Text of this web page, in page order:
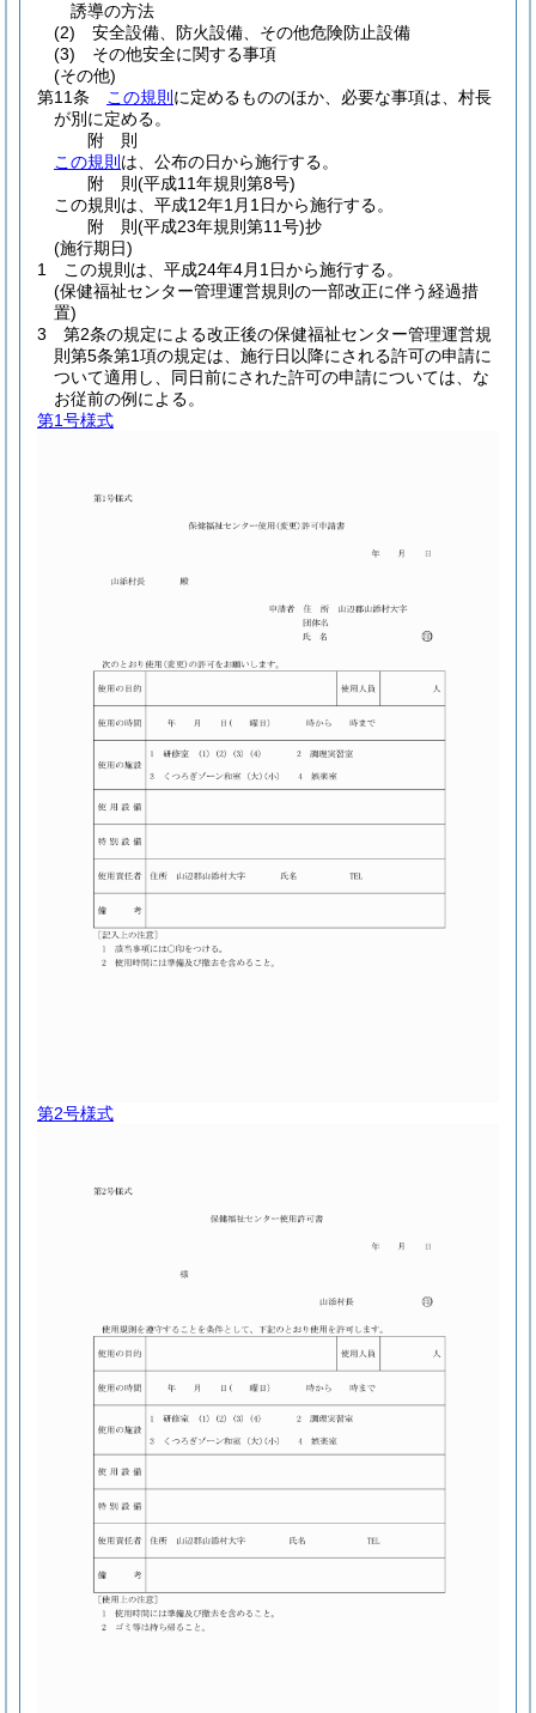
誘導の方法
(2)
安全設備、防火設備、その他危険防止設備
(3)
その他安全に関する事項
(その他)
第11条
この規則 に定めるもののほか、必要な事項は、村長
が別に定める。
附 則
この規則 は、公布の日から施行する。
附 則(平成11年規則第8号)
この規則は、平成12年1月1日から施行する。
附 則(平成23年規則第11号)抄
(施行期日)
1
この規則は、平成24年4月1日から施行する。
(保健福祉センター管理運営規則の一部改正に伴う経過措
置)
3
第2条の規定による改正後の保健福祉センター管理運営規
則第5条第1項の規定は、施行日以降にされる許可の申請に
ついて適用し、同日前にされた許可の申請については、な
お従前の例による。
第1号様式
第2号様式